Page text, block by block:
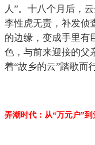
人”。十八个月后，
李性虎无责，补发侦
的边缘，变成手里有
色，与前来迎接的父
着“故乡的云”踏歌而
弄潮时代：从“万元户”到